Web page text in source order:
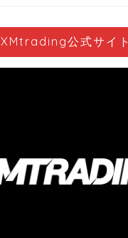
XMtrading公式サイト